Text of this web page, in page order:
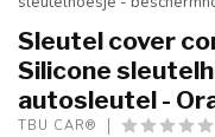
Sleutel cover
Silicone
autosleutel -
TBU CAR®